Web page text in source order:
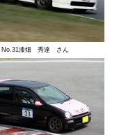
No.31漆畑 秀達 さん